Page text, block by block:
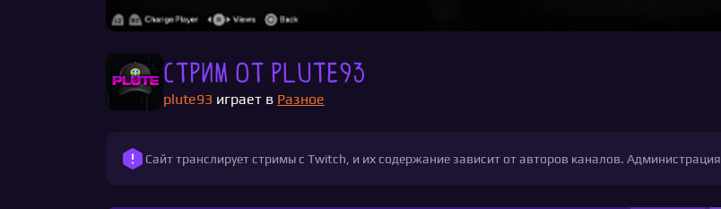
Стрим от plute93
plute93 играет в Разное
Сайт транслирует стримы с Twitch, и их содержание зависит от авторов каналов.